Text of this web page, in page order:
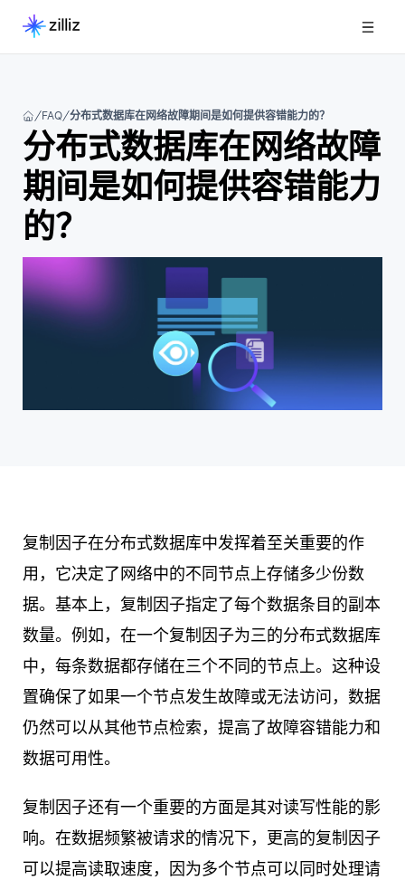
FAQ 分布式数据库在网络故障期间是如何提供容错能力的？
分布式数据库在网络故障
期间是如何提供容错能力
的？
复制因子在分布式数据库中发挥着至关重要的作
用，它决定了网络中的不同节点上存储多少份数
据。基本上，复制因子指定了每个数据条目的副本
数量。例如，在一个复制因子为三的分布式数据库
中，每条数据都存储在三个不同的节点上。这种设
置确保了如果一个节点发生故障或无法访问，数据
仍然可以从其他节点检索，提高了故障容错能力和
数据可用性。
复制因子还有一个重要的方面是其对读写性能的影
响。在数据频繁被请求的情况下，更高的复制因子
可以提高读取速度，因为多个节点可以同时处理请